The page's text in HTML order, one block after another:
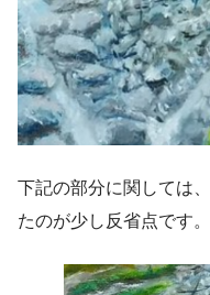
下記の部分に関しては、
たのが少し反省点です。